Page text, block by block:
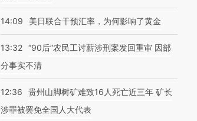
14:09 美日联合干预汇率，为何影响了黄金
13:32 “90后”农民工讨薪涉刑案发回重审 因部
分事实不清
12:36
贵州山脚树矿难致16人死亡近三年 矿长
涉罪被罢免全国人大代表